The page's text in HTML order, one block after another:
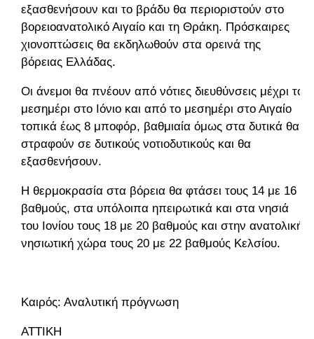
εξασθενήσουν και το βράδυ θα περιοριστούν στο
βορειοανατολικό Αιγαίο και τη Θράκη. Πρόσκαιρες
χιονοπτώσεις θα εκδηλωθούν στα ορεινά της
βόρειας Ελλάδας.
Οι άνεμοι θα πνέουν από νότιες διευθύνσεις μέχρι το
μεσημέρι στο Ιόνιο και από το μεσημέρι στο Αιγαίο
τοπικά έως 8 μποφόρ, βαθμιαία όμως στα δυτικά θα
στραφούν σε δυτικούς νοτιοδυτικούς και θα
εξασθενήσουν.
Η θερμοκρασία στα βόρεια θα φτάσει τους 14 με 16
βαθμούς, στα υπόλοιπα ηπειρωτικά και στα νησιά
του Ιονίου τους 18 με 20 βαθμούς και στην ανατολική
νησιωτική χώρα τους 20 με 22 βαθμούς Κελσίου.
Καιρός: Αναλυτική πρόγνωση
ΑΤΤΙΚΗ